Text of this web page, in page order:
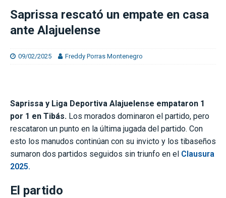
Saprissa rescató un empate en casa
ante Alajuelense
09/02/2025 Freddy Porras Montenegro
Saprissa y Liga Deportiva Alajuelense empataron 1
por 1 en Tibás. Los morados dominaron el partido, pero
rescataron un punto en la última jugada del partido. Con
esto los manudos continúan con su invicto y los tibaseños
sumaron dos partidos seguidos sin triunfo en el Clausura
2025.
El partido